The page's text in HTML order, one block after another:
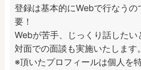
登録は基本的にWebで行なうの
要！
Webが苦手、じっくり話したい
対面での面談も実施いたします。
※頂いたプロフィールは個人を